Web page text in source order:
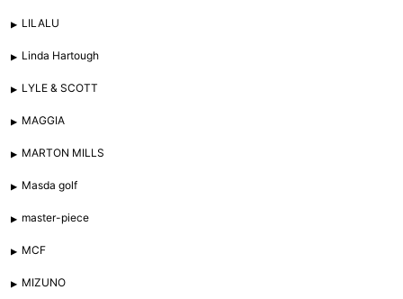
LILALU
Linda Hartough
LYLE & SCOTT
MAGGIA
MARTON MILLS
Masda golf
master-piece
MCF
MIZUNO